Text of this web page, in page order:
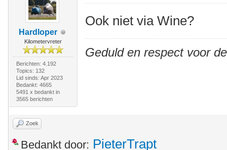
Hardloper
Kilometervreter
Berichten: 4.192
Topics: 132
Lid sinds: Apr 2023
Bedankt: 4665
5491 x bedankt in
3565 berichten
Ook niet via Wine?
Geduld en respect voor
Zoek
Bedankt door: PieterTrapt